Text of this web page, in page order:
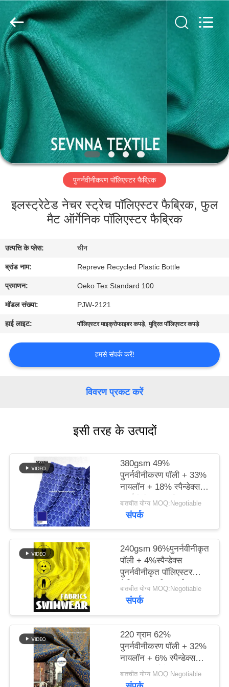
घर
उत्पादों
वीआर
दिखाएँ
हमारे
भ्रमण
गुणवत्ता
नियंत्रण
करें
साइटमैप
PRIVACY
POLICY
SEVNNA
TEXTILE.
Rights
Reserved.
पुनर्नवीनीकरण पॉलिएस्टर फैब्रिक
इलस्ट्रेटेड नेचर स्ट्रेच पॉलिएस्टर फैब्रिक, फुल
मैट ऑर्गेनिक पॉलिएस्टर फैब्रिक
उत्पत्ति के प्लेस: चीन
ब्रांड नाम: Repreve Recycled Plastic Bottle
प्रमाणन: Oeko Tex Standard 100
मॉडल संख्या: PJW-2121
हाई लाइट: पॉलिएस्टर माइक्रोफाइबर कपड़े,मुद्रित पॉलिएस्टर कपड़े
हमसे संपर्क करें!
विवरण प्रकट करें
इसी तरह के उत्पादों
380gsm 49%
पुनर्नवीनीकरण पॉली + 33%
नायलॉन + 18% स्पैन्डेक्स
पुनर्नवीनीकरण पॉलिएस्टर
फैब्रिक फॉर निट सर्कुलर
बातचीत योग्य MOQ:Negotiable
संपर्क
240gsm 96%पुनर्नवीनीकृत
पॉली + 4%स्पैन्डेक्स
पुनर्नवीनीकृत पॉलिएस्टर
फैब्रिक फॉर निट सर्कुलर
बातचीत योग्य MOQ:Negotiable
संपर्क
220 ग्राम 62%
पुनर्नवीनीकरण पॉली + 32%
नायलॉन + 6% स्पैन्डेक्स
परिपत्र बुनाई के लिए
पुनर्नवीनीकरण पॉलिएस्टर
बातचीत योग्य MOQ:Negotiable